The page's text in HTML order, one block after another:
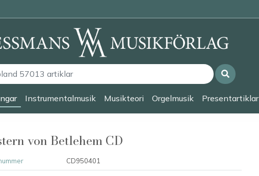
Instrumentalmusik Musikteori Orgelmusik Presentartiklar
von Betlehem CD
CD950401